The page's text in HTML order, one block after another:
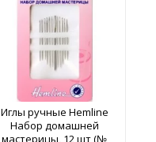
Иглы ручные Hemline
Набор домашней
мастерицы, 12 шт (№